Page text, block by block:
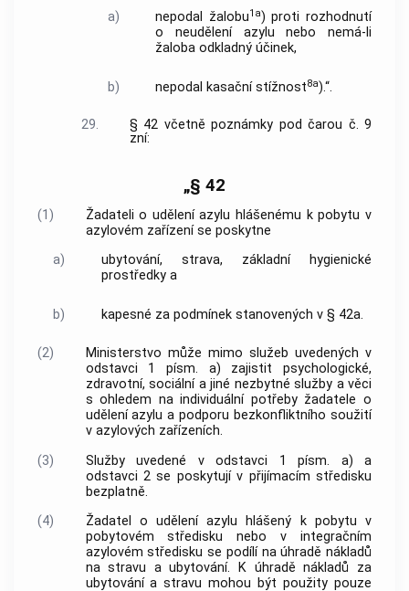
a)
nepodal žalobu1a) proti rozhodnutí
o neudělení azylu nebo nemá-li
žaloba odkladný účinek,
b) nepodal kasační stížnost8a).“.
29.
§ 42 včetně poznámky pod čarou č. 9
zní:
„§ 42
(1)
Žadateli o udělení azylu hlášenému k pobytu v
azylovém zařízení se poskytne
a)
ubytování, strava, základní hygienické
prostředky a
b) kapesné za podmínek stanovených v § 42a.
(2)
Ministerstvo může mimo služeb uvedených v
odstavci 1 písm. a) zajistit psychologické,
zdravotní, sociální a jiné nezbytné služby a věci
s ohledem na individuální potřeby žadatele o
udělení azylu a podporu bezkonfliktního soužití
v azylových zařízeních.
(3)
Služby uvedené v odstavci 1 písm. a) a
odstavci 2 se poskytují v přijímacím středisku
bezplatně.
(4)
Žadatel o udělení azylu hlášený k pobytu v
pobytovém středisku nebo v integračním
azylovém středisku se podílí na úhradě nákladů
na stravu a ubytování. K úhradě nákladů za
ubytování a stravu mohou být použity pouze